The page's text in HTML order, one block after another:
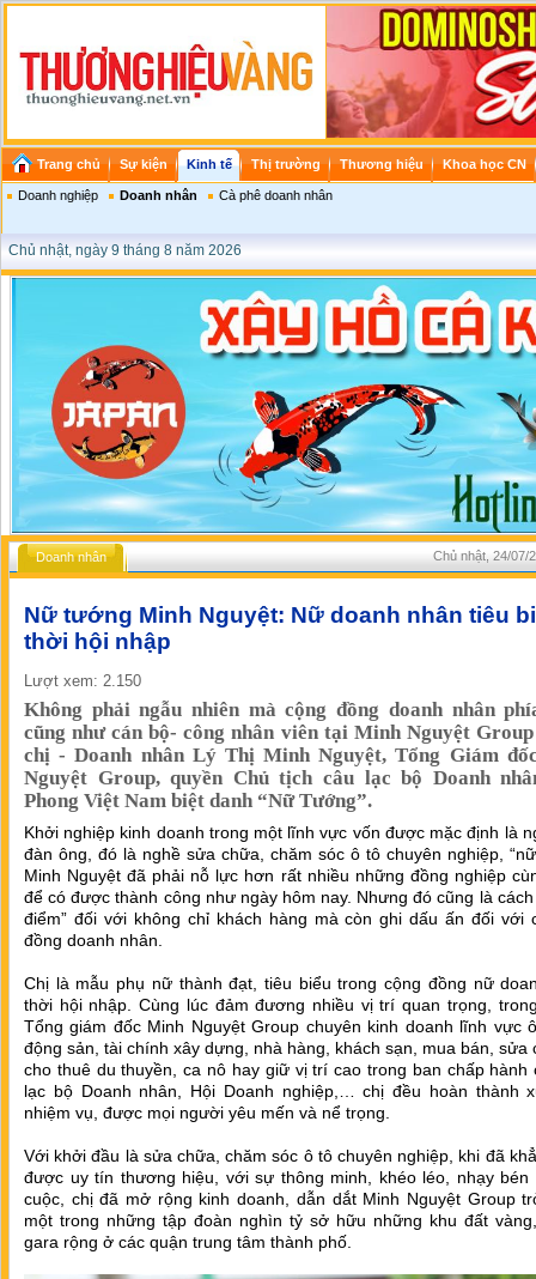
Trang chủ Sự kiện Kinh tế Thị trường Thương hiệu Khoa học CN
Doanh nghiệp Doanh nhân Cà phê doanh nhân
Chủ nhật, ngày 9 tháng 8 năm 2026
Doanh nhân Chủ nhật, 24/07/
Nữ tướng Minh Nguyệt: Nữ doanh nhân tiêu
thời hội nhập
Lượt xem: 2.150
Không phải ngẫu nhiên mà cộng đồng doanh nhân
cũng như cán bộ- công nhân viên tại Minh Nguyệt
chị - Doanh nhân Lý Thị Minh Nguyệt, Tổng Giám
Nguyệt Group, quyền Chủ tịch câu lạc bộ Doanh
Phong Việt Nam biệt danh “Nữ Tướng”.
Khởi nghiệp kinh doanh trong một lĩnh vực vốn được mặc định là
đàn ông, đó là nghề sửa chữa, chăm sóc ô tô chuyên nghiệp,
Minh Nguyệt đã phải nỗ lực hơn rất nhiều những đồng nghiệp
để có được thành công như ngày hôm nay. Nhưng đó cũng là cách
điểm” đối với không chỉ khách hàng mà còn ghi dấu ấn đối với
đồng doanh nhân.
Chị là mẫu phụ nữ thành đạt, tiêu biểu trong cộng đồng nữ
thời hội nhập. Cùng lúc đảm đương nhiều vị trí quan trọng,
Tổng giám đốc Minh Nguyệt Group chuyên kinh doanh lĩnh vực
động sản, tài chính xây dựng, nhà hàng, khách sạn, mua bán, sửa
cho thuê du thuyền, ca nô hay giữ vị trí cao trong ban chấp hành
lạc bộ Doanh nhân, Hội Doanh nghiệp,… chị đều hoàn thành
nhiệm vụ, được mọi người yêu mến và nể trọng.
Với khởi đầu là sửa chữa, chăm sóc ô tô chuyên nghiệp, khi đã
được uy tín thương hiệu, với sự thông minh, khéo léo, nhạy bén
cuộc, chị đã mở rộng kinh doanh, dẫn dắt Minh Nguyệt Group
một trong những tập đoàn nghìn tỷ sở hữu những khu đất
gara rộng ở các quận trung tâm thành phố.